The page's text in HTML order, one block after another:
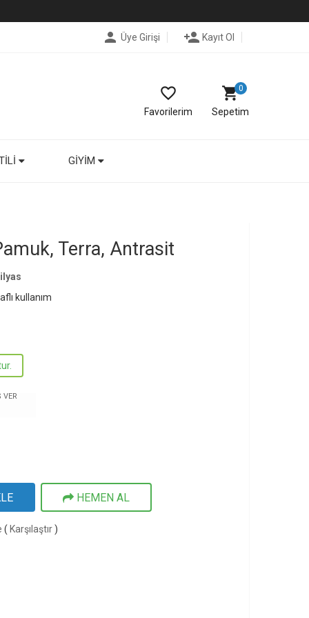
person Üye Girişi person_add Kayıt Ol
favorite_border
Favorilerim
shopping_cart
Sepetim
0
GIYIM
Terra, Antrasit
kullanım
VER
HEMEN AL
( Karşılaştır)